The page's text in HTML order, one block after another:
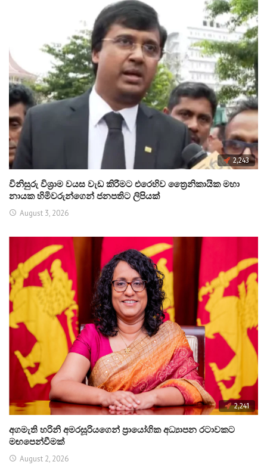
2,243
විනිසුරු විශ්‍රාම වයස වැඩ කිරීමට එරෙහිව ත්‍රෛනිකායික මහා
නායක හිමිවරුන්ගෙන් ජනපතිට ලිපියක්
August 3, 2026
2,241
අගමැති හරිනි අමරසූරියගෙන් ප්‍රායෝගික අධ්‍යාපන රටාවකට
මඟපෙන්වීමක්
August 2, 2026